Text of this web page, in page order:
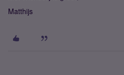
Matthijs